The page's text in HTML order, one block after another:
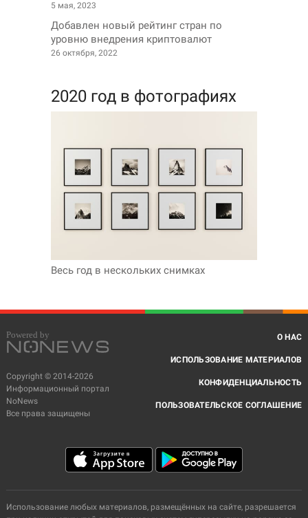
5 мая, 2023
Добавлен новый рейтинг стран по
уровню внедрения криптовалют
26 октября, 2022
2020 год в фотографиях
Весь год в нескольких снимках
Copyright © 2014-2026
Информационный портал
NoNews
Все права защищены
О НАС
ИСПОЛЬЗОВАНИЕ МАТЕРИАЛОВ
КОНФИДЕНЦИАЛЬНОСТЬ
ПОЛЬЗОВАТЕЛЬСКОЕ СОГЛАШЕНИЕ
Использование любых материалов, размещённых на сайте, разрешается